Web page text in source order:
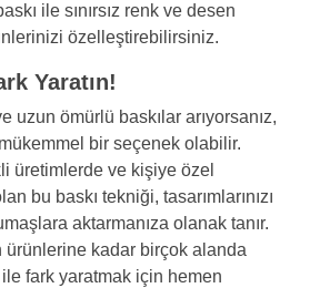
ile sınırsız renk ve desen
özelleştirebilirsiniz.
Yaratın!
uzun ömürlü baskılar arıyorsanız,
bir seçenek olabilir.
üretimlerde ve kişiye özel
bu baskı tekniği, tasarımlarınızı
aktarmanıza olanak tanır.
kadar birçok alanda
ile fark yaratmak için hemen